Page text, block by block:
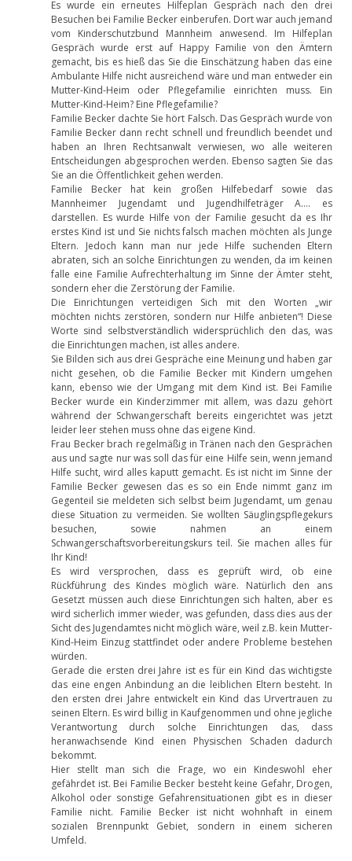
Es wurde ein erneutes Hilfeplan Gespräch nach den drei
Besuchen bei Familie Becker einberufen. Dort war auch jemand
vom Kinderschutzbund Mannheim anwesend. Im Hilfeplan
Gespräch wurde erst auf Happy Familie von den Ämtern
gemacht, bis es hieß das Sie die Einschätzung haben das eine
Ambulante Hilfe nicht ausreichend wäre und man entweder ein
Mutter-Kind-Heim oder Pflegefamilie einrichten muss. Ein
Mutter-Kind-Heim? Eine Pflegefamilie?
Familie Becker dachte Sie hört Falsch. Das Gespräch wurde von
Familie Becker dann recht schnell und freundlich beendet und
haben an Ihren Rechtsanwalt verwiesen, wo alle weiteren
Entscheidungen abgesprochen werden. Ebenso sagten Sie das
Sie an die Öffentlichkeit gehen werden.
Familie Becker hat kein großen Hilfebedarf sowie das
Mannheimer Jugendamt und Jugendhilfeträger A…. es
darstellen. Es wurde Hilfe von der Familie gesucht da es Ihr
erstes Kind ist und Sie nichts falsch machen möchten als Junge
Eltern. Jedoch kann man nur jede Hilfe suchenden Eltern
abraten, sich an solche Einrichtungen zu wenden, da im keinen
falle eine Familie Aufrechterhaltung im Sinne der Ämter steht,
sondern eher die Zerstörung der Familie.
Die Einrichtungen verteidigen Sich mit den Worten „wir
möchten nichts zerstören, sondern nur Hilfe anbieten“! Diese
Worte sind selbstverständlich widersprüchlich den das, was
die Einrichtungen machen, ist alles andere.
Sie Bilden sich aus drei Gespräche eine Meinung und haben gar
nicht gesehen, ob die Familie Becker mit Kindern umgehen
kann, ebenso wie der Umgang mit dem Kind ist. Bei Familie
Becker wurde ein Kinderzimmer mit allem, was dazu gehört
während der Schwangerschaft bereits eingerichtet was jetzt
leider leer stehen muss ohne das eigene Kind.
Frau Becker brach regelmäßig in Tränen nach den Gesprächen
aus und sagte nur was soll das für eine Hilfe sein, wenn jemand
Hilfe sucht, wird alles kaputt gemacht. Es ist nicht im Sinne der
Familie Becker gewesen das es so ein Ende nimmt ganz im
Gegenteil sie meldeten sich selbst beim Jugendamt, um genau
diese Situation zu vermeiden. Sie wollten Säuglingspflegekurs
besuchen, sowie nahmen an einem
Schwangerschaftsvorbereitungskurs teil. Sie machen alles für
Ihr Kind!
Es wird versprochen, dass es geprüft wird, ob eine
Rückführung des Kindes möglich wäre. Natürlich den ans
Gesetzt müssen auch diese Einrichtungen sich halten, aber es
wird sicherlich immer wieder, was gefunden, dass dies aus der
Sicht des Jugendamtes nicht möglich wäre, weil z.B. kein Mutter-
Kind-Heim Einzug stattfindet oder andere Probleme bestehen
würden.
Gerade die ersten drei Jahre ist es für ein Kind das wichtigste
das eine engen Anbindung an die leiblichen Eltern besteht. In
den ersten drei Jahre entwickelt ein Kind das Urvertrauen zu
seinen Eltern. Es wird billig in Kaufgenommen und ohne jegliche
Verantwortung durch solche Einrichtungen das, dass
heranwachsende Kind einen Physischen Schaden dadurch
bekommt.
Hier stellt man sich die Frage, wo ein Kindeswohl eher
gefährdet ist. Bei Familie Becker besteht keine Gefahr, Drogen,
Alkohol oder sonstige Gefahrensituationen gibt es in dieser
Familie nicht. Familie Becker ist nicht wohnhaft in einem
sozialen Brennpunkt Gebiet, sondern in einem sicheren
Umfeld.